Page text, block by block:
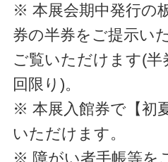
※ 本展会期中発行の
券の半券をご提示い
ご覧いただけます(半
回限り)。
※ 本展入館券で【初
いただけます。
※ 障がい者手帳等を